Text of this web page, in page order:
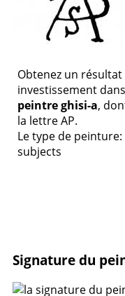
Obtenez un
investissement
peintre ghisi-a,
la lettre AP.
Le type de
subjects
Signature du